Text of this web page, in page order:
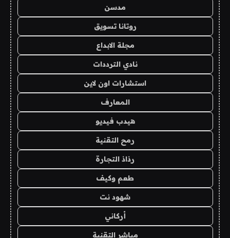
مدسن
روتانا تسويق
مجلة الابداع
نادي الترددات
استشارات اون لاين
المعارف
هيدب فيديو
رمح التقنية
رذاذ التجارة
طعم وكيف
شهود نت
أركاني
مباشر التقنية